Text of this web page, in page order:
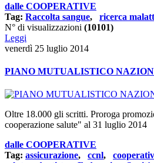
dalle COOPERATIVE
Tag: Raccolta sangue, ricerca
N° di visualizzazioni (10101)
Leggi
venerdì 25 luglio 2014
PIANO MUTUALISTICO
Oltre 18.000 gli scritti. Proroga
cooperazione salute" al 31 luglio 2014
dalle COOPERATIVE
Tag: assicurazione, ccnl,